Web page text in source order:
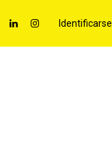
Identificarse